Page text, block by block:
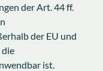
der Art. 44 ff.
der EU und
die
ist.